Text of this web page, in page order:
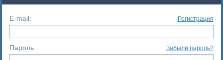
E-mail: Регистрация
Пароль: Забыли пароль?